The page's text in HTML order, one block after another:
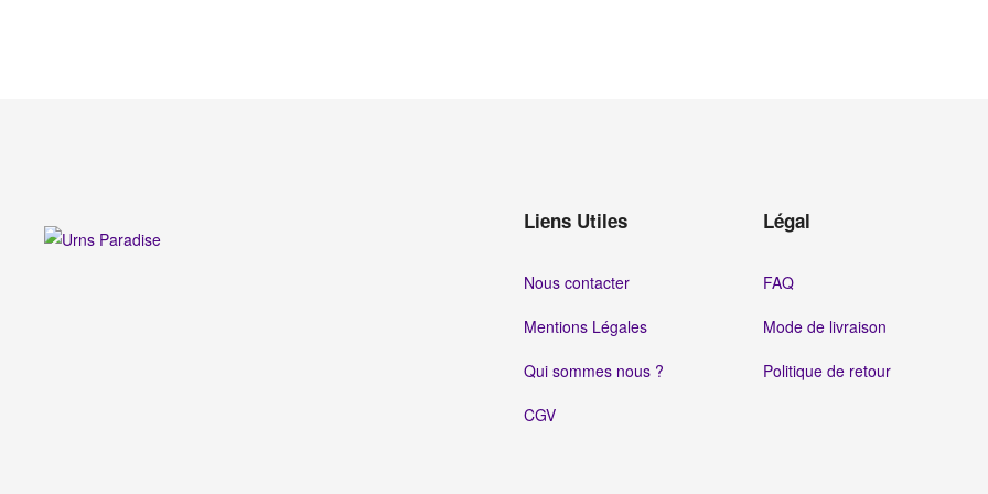
Liens Utiles
Nous contacter
Mentions Légales
Qui sommes nous ?
CGV
Légal
FAQ
Mode de livraison
Politique de retour